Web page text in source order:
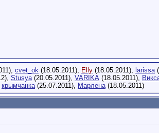
cvet_ok (18.05.2011), Elly (18.05.2011), larissa
Stusya(20.05.2011), VARIKA (18.05.2011),
крымчанка(25.07.2011), Марлена(18.05.2011)